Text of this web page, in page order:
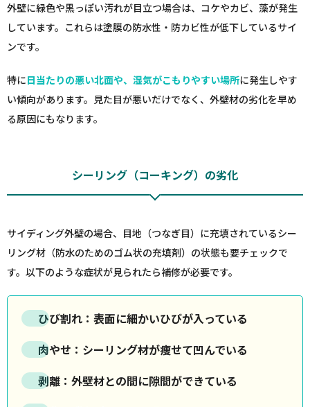
外壁に緑色や黒っぽい汚れが目立つ場合は、コケやカビ、藻が発生
しています。これらは塗膜の防水性・防カビ性が低下しているサイ
ンです。
特に日当たりの悪い北面や、湿気がこもりやすい場所に発生しやす
い傾向があります。見た目が悪いだけでなく、外壁材の劣化を早め
る原因にもなります。
シーリング（コーキング）の劣化
サイディング外壁の場合、目地（つなぎ目）に充填されているシー
リング材（防水のためのゴム状の充填剤）の状態も要チェックで
す。以下のような症状が見られたら補修が必要です。
ひび割れ ：表面に細かいひびが入っている
肉やせ ：シーリング材が痩せて凹んでいる
剥離 ：外壁材との間に隙間ができている